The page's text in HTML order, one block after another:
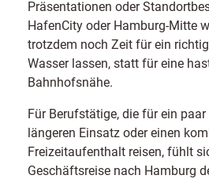
Präsentationen oder
HafenCity oder Hamburg-Mitte
trotzdem noch Zeit für ein
Wasser lassen, statt für eine
Bahnhofsnähe.
Für Berufstätige, die für ein paar
längeren Einsatz oder einen
Freizeitaufenthalt reisen, fühlt
Geschäftsreise nach Hamburg